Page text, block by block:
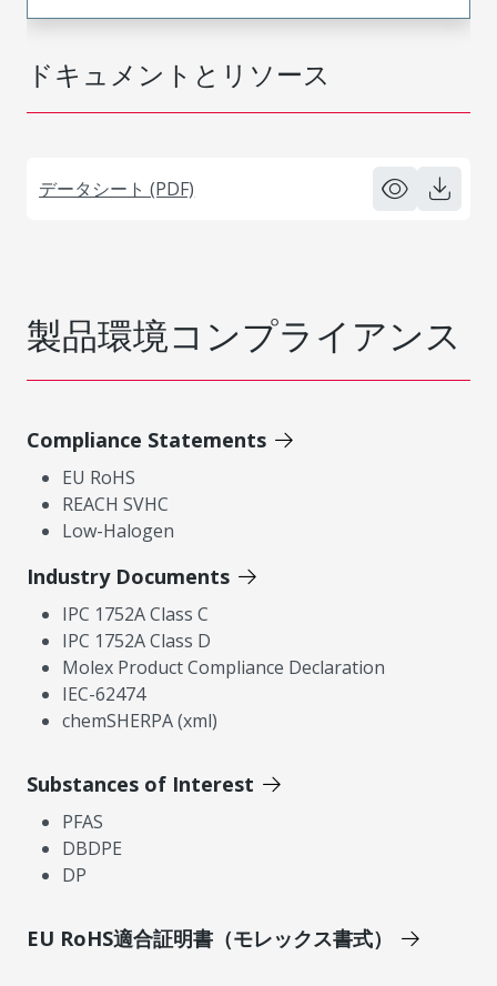
ドキュメントとリソース
データシート (PDF)
製品環境コンプライアンス
Compliance Statements
EU RoHS
REACH SVHC
Low-Halogen
Industry Documents
IPC 1752A Class C
IPC 1752A Class D
Molex Product Compliance Declaration
IEC-62474
chemSHERPA (xml)
Substances of Interest
PFAS
DBDPE
DP
EU RoHS適合証明書（モレックス書式）